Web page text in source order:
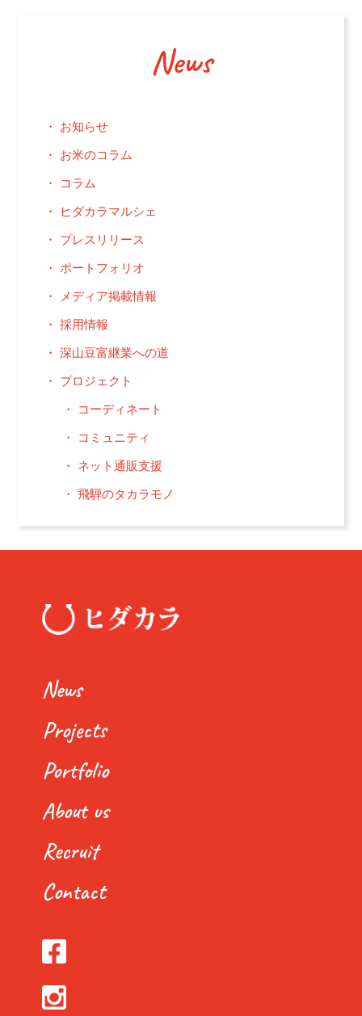
News
お知らせ
お米のコラム
コラム
ヒダカラマルシェ
プレスリリース
ポートフォリオ
メディア掲載情報
採用情報
深山豆富継業への道
プロジェクト
コーディネート
コミュニティ
ネット通販支援
飛騨のタカラモノ
News
Projects
Portfolio
About us
Recruit
Contact